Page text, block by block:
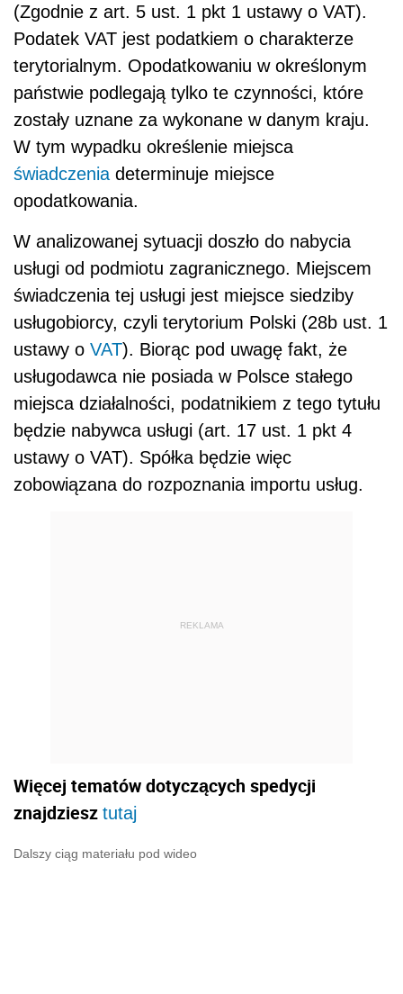
(Zgodnie z art. 5 ust. 1 pkt 1 ustawy o VAT).
Podatek VAT jest podatkiem o charakterze
terytorialnym. Opodatkowaniu w określonym
państwie podlegają tylko te czynności, które
zostały uznane za wykonane w danym kraju.
W tym wypadku określenie miejsca
świadczenia determinuje miejsce
opodatkowania.
W analizowanej sytuacji doszło do nabycia
usługi od podmiotu zagranicznego. Miejscem
świadczenia tej usługi jest miejsce siedziby
usługobiorcy, czyli terytorium Polski (28b ust. 1
ustawy o VAT). Biorąc pod uwagę fakt, że
usługodawca nie posiada w Polsce stałego
miejsca działalności, podatnikiem z tego tytułu
będzie nabywca usługi (art. 17 ust. 1 pkt 4
ustawy o VAT). Spółka będzie więc
zobowiązana do rozpoznania importu usług.
REKLAMA
Więcej tematów dotyczących spedycji
znajdziesz tutaj
Dalszy ciąg materiału pod wideo